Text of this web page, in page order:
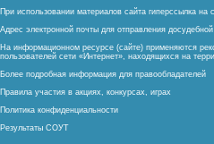
При использовании материалов сайта гиперссылка на
Адрес электронной почты для отправления
На информационном ресурсе (сайте) применяются
пользователей сети «Интернет», находящихся на
Более подробная информация для правообладателей
Правила участия в акциях, конкурсах, играх
Политика конфиденциальности
Результаты СОУТ